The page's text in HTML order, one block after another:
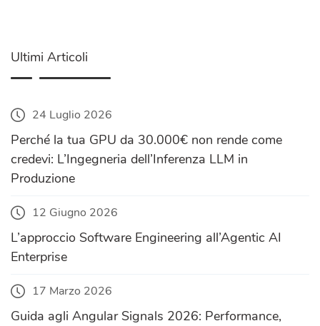
Ultimi Articoli
24 Luglio 2026
Perché la tua GPU da 30.000€ non rende come
credevi: L’Ingegneria dell’Inferenza LLM in
Produzione
12 Giugno 2026
L’approccio Software Engineering all’Agentic AI
Enterprise
17 Marzo 2026
Guida agli Angular Signals 2026: Performance,